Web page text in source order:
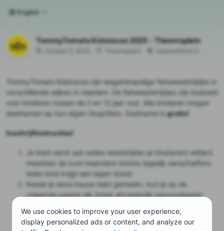
English
We use cookies to improve your user experience,
display personalized ads or content, and analyze our
TommyTomato Kidsraces 2025 - Theemsplein
Theemsplein
TommyTomato Kidsraces zijn laagdrempelige fietswedstrijdjes in
verschillende wijken in Haarlem. De fietswedstrijdjes zijn bedoeld
voor kinderen tussen de 2 en 12 jaar oud. Alle kinderen mogen
deelnemen op hun eigen (loop)fiets. Deelname isgratis!
Inschrijfinstructies!
Je kiest eerst aan welke wedstrijden je kind(eren) wil(len)
meedoen (je kunt meerdere tickets tegelijk aanschaffen).
Ieder kind krijgt een eigen ticket.
Nadat je deze keuze hebt gemaakt, kun je op de
volgende pagina elk ticket afzonderlijk personaliseren
van je kind(eren)
Vul daarnaast je eigen e-mailadres in, hier wordt de